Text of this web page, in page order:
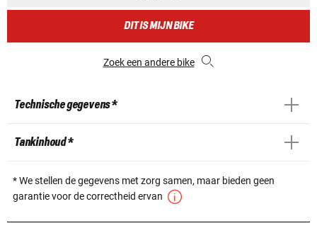
DIT IS MIJN BIKE
Zoek een andere bike
Technische gegevens *
Tankinhoud *
* We stellen de gegevens met zorg samen, maar bieden geen
garantie voor de correctheid ervan